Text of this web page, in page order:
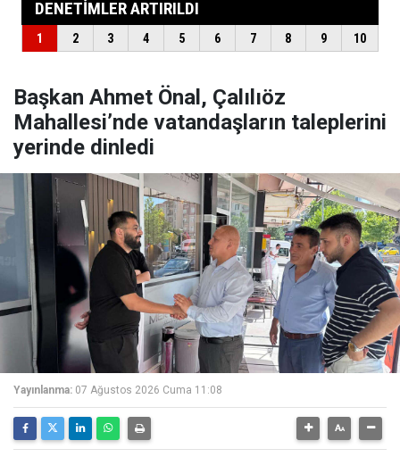
Başkan Ahmet Önal, Çalılıöz
Mahallesi’nde vatandaşların taleplerini
yerinde dinledi
Yayınlanma: 07 Ağustos 2026 Cuma 11:08